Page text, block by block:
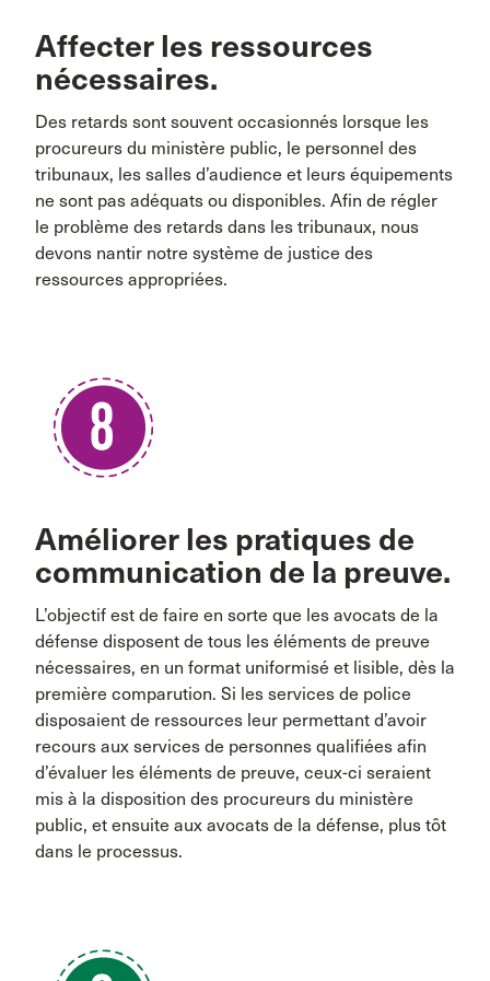
Affecter les ressources
nécessaires.
Des retards sont souvent occasionnés lorsque les
procureurs du ministère public, le personnel des
tribunaux, les salles d’audience et leurs équipements
ne sont pas adéquats ou disponibles. Afin de régler
le problème des retards dans les tribunaux, nous
devons nantir notre système de justice des
ressources appropriées.
Améliorer les pratiques de
communication de la preuve.
L’objectif est de faire en sorte que les avocats de la
défense disposent de tous les éléments de preuve
nécessaires, en un format uniformisé et lisible, dès la
première comparution. Si les services de police
disposaient de ressources leur permettant d’avoir
recours aux services de personnes qualifiées afin
d’évaluer les éléments de preuve, ceux-ci seraient
mis à la disposition des procureurs du ministère
public, et ensuite aux avocats de la défense, plus tôt
dans le processus.